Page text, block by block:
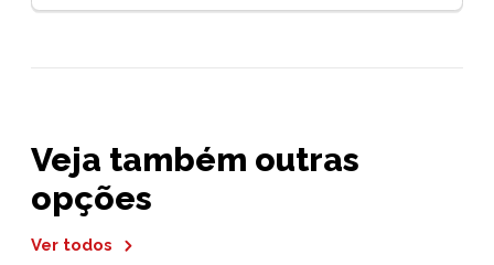
Veja também outras
opções
Ver todos